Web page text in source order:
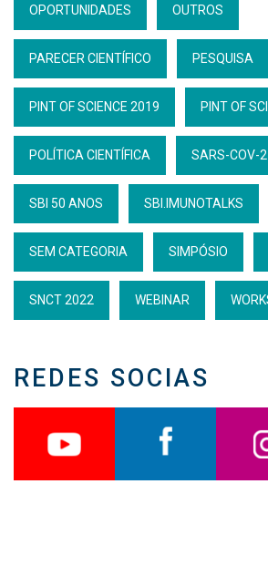
OPORTUNIDADES OUTROS
PARECER CIENTÍFICO PESQUISA
PINT OF SCIENCE 2019 PINT OF
POLÍTICA CIENTÍFICA SARS-COV-2
SBI 50 ANOS SBI.IMUNOTALKS
SEM CATEGORIA SIMPÓSIO
SNCT 2022 WEBINAR
REDES SOCIAS